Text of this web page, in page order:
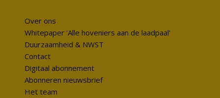
Over ons
Whitepaper 'Alle hoveniers aan de laadpaal'
Duurzaamheid & NWST
Contact
Digitaal abonnement
Abonneren nieuwsbrief
Het team